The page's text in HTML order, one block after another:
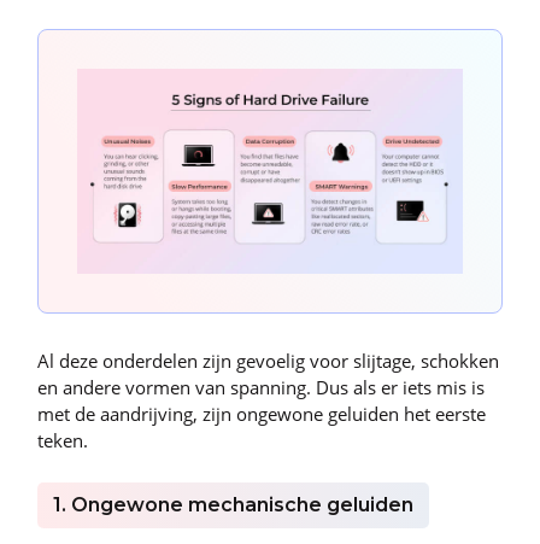
Al deze onderdelen zijn gevoelig voor slijtage, schokken
en andere vormen van spanning. Dus als er iets mis is
met de aandrijving, zijn ongewone geluiden het eerste
teken.
1. Ongewone mechanische geluiden